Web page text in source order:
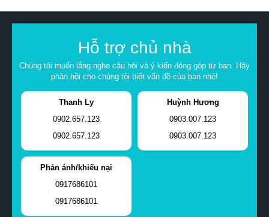
Hỗ trợ chủ nhà
Chúng tôi muốn lắng nghe câu hỏi và ý kiến đóng góp từ bạn. Hãy
phản hồi cho chúng tôi biết vấn đề của bạn nhé!
Thanh Ly
0902.657.123
0902.657.123
Huỳnh Hương
0903.007.123
0903.007.123
Phản ánh/khiếu nại
0917686101
0917686101